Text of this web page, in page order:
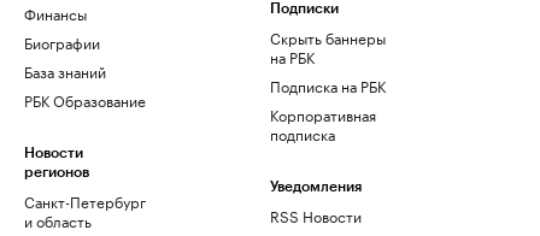
Финансы
Биографии
База знаний
РБК Образование
Новости
регионов
Санкт-Петербург
и область
Подписки
Скрыть баннеры
на РБК
Подписка на РБК
Корпоративная
подписка
Уведомления
RSS Новости